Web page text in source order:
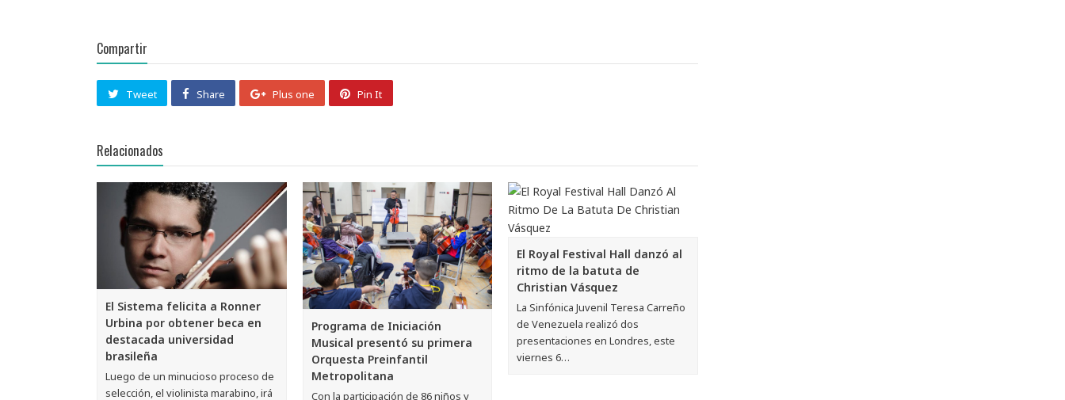
Compartir
Tweet Share Plus one Pin It
Relacionados
El Sistema felicita a Ronner
Urbina por obtener beca en
destacada universidad
brasileña
Luego de un minucioso proceso de
selección, el violinista marabino, irá
Programa de Iniciación
Musical presentó su primera
Orquesta Preinfantil
Metropolitana
Con la participación de 86 niños y
El Royal Festival Hall danzó al
ritmo de la batuta de
Christian Vásquez
La Sinfónica Juvenil Teresa Carreño
de Venezuela realizó dos
presentaciones en Londres, este
viernes 6…